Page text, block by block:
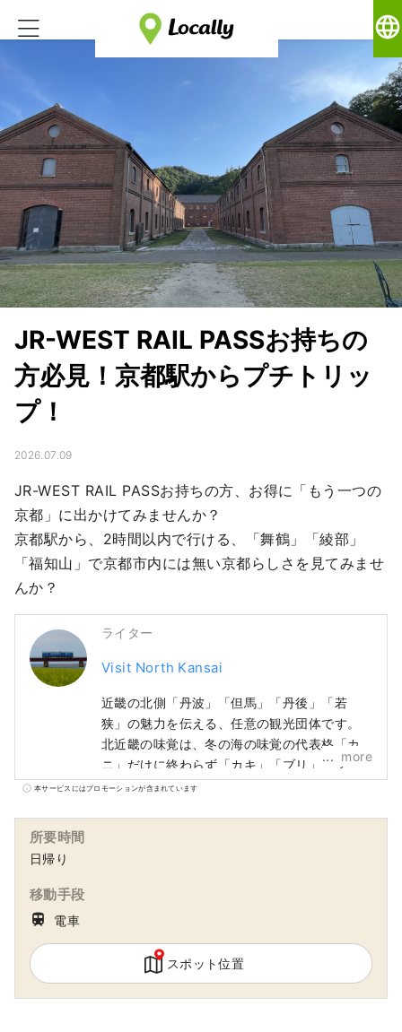
language
JR-WEST RAIL PASSお持ちの
方必見！京都駅からプチトリッ
プ！
2026.07.09
JR-WEST RAIL PASSお持ちの方、お得に「もう一つの
京都」に出かけてみませんか？
京都駅から、2時間以内で行ける、「舞鶴」「綾部」
「福知山」で京都市内には無い京都らしさを見てみませ
んか？
ライター
Visit North Kansai
近畿の北側「丹波」「但馬」「丹後」「若
狭」の魅力を伝える、任意の観光団体です。
北近畿の味覚は、冬の海の味覚の代表格「カ
ニ」だけに終わらず「カキ」「ブリ」「フ
グ」、夏の「とり貝」「岩ガキ」「白いか」
more
本サービスにはプロモーションが含まれています
所要時間
日帰り
移動手段
train
電車
スポット位置